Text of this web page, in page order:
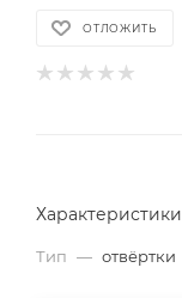
ОТЛОЖИТЬ
Характеристики
Тип — отвёртки